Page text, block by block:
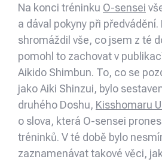
Na konci tréninku O-sensei
a dával pokyny při
shromáždil vše, co jsem z té
pomohl to zachovat v
Aikido Shimbun. To, co se
jako Aiki Shinzui, bylo
druhého Doshu, Kisshomaru
o slova, která O-sensei
tréninků. V té době bylo
zaznamenávat takové věci,